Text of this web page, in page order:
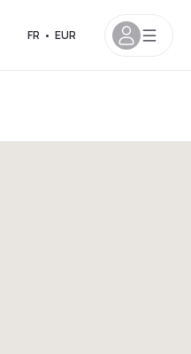
FR • EUR